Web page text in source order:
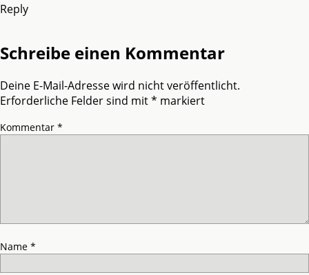
Reply
Schreibe einen Kommentar
Deine E-Mail-Adresse wird nicht veröffentlicht.
Erforderliche Felder sind mit* markiert
Kommentar *
Name *